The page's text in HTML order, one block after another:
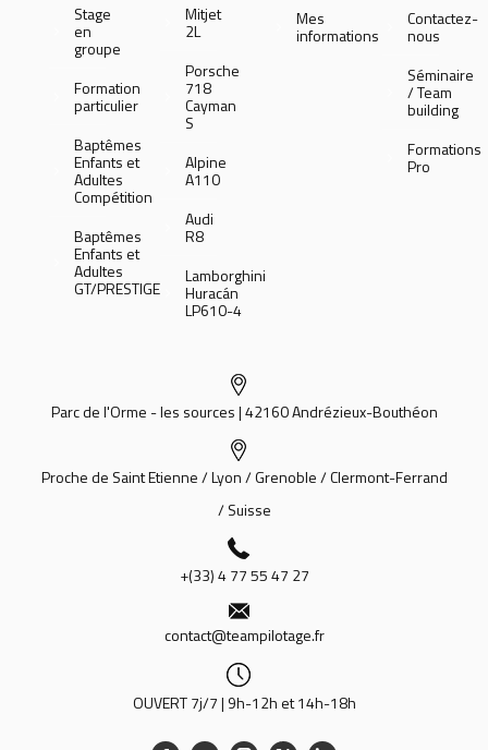
Stage
en
groupe
Formation
particulier
Baptêmes
Enfants et
Adultes
Compétition
Baptêmes
Enfants et
Adultes
GT/PRESTIGE
Mitjet
2L
Porsche
718
Cayman
S
Alpine
A110
Audi
R8
Lamborghini
Huracán
LP610-4
Mes
informations
Contactez-
nous
Séminaire
/ Team
building
Formations
Pro
Parc de l'Orme - les sources | 42160 Andrézieux-Bouthéon
Proche de Saint Etienne / Lyon / Grenoble / Clermont-Ferrand
/ Suisse
+(33) 4 77 55 47 27
contact@teampilotage.fr
OUVERT 7j/7 | 9h-12h et 14h-18h